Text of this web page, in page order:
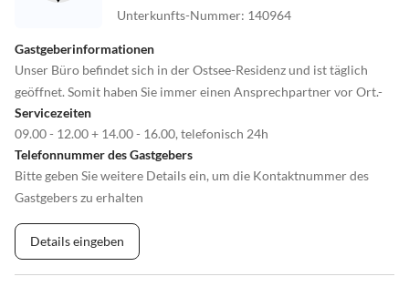
Unterkunfts-Nummer: 140964
Gastgeberinformationen
Unser Büro befindet sich in der Ostsee-Residenz und ist täglich
geöffnet. Somit haben Sie immer einen Ansprechpartner vor Ort.-
Servicezeiten
09.00 - 12.00 + 14.00 - 16.00, telefonisch 24h
Telefonnummer des Gastgebers
Bitte geben Sie weitere Details ein, um die Kontaktnummer des
Gastgebers zu erhalten
Details eingeben